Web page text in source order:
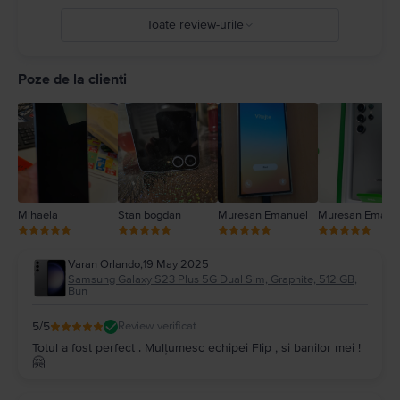
Toate review-urile
2
1
Poze de la clienti
Mihaela Stan bogdan Muresan Emanuel Muresan
Varan Orlando,19 May 2025
Samsung Galaxy S23 Plus 5G Dual Sim, Graphite, 512 GB,
Bun
5/5 Review verificat
Totul a fost perfect . Mulțumesc echipei Flip , si banilor mei !
🤗